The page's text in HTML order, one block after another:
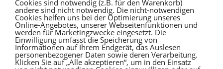
August 2024
Januar 2024
Mental Health
Cookies sind notwendig (z.B. für den Warenkorb)
andere sind nicht notwendig. Die nicht-notwendigen
Cookies helfen uns bei der Optimierung unseres
Online-Angebotes, unserer Webseitenfunktionen und
werden für Marketingzwecke eingesetzt. Die
Einwilligung umfasst die Speicherung von
Informationen auf Ihrem Endgerät, das Auslesen
personenbezogener Daten sowie deren Verarbeitung.
Klicken Sie auf „Alle akzeptieren“, um in den Einsatz